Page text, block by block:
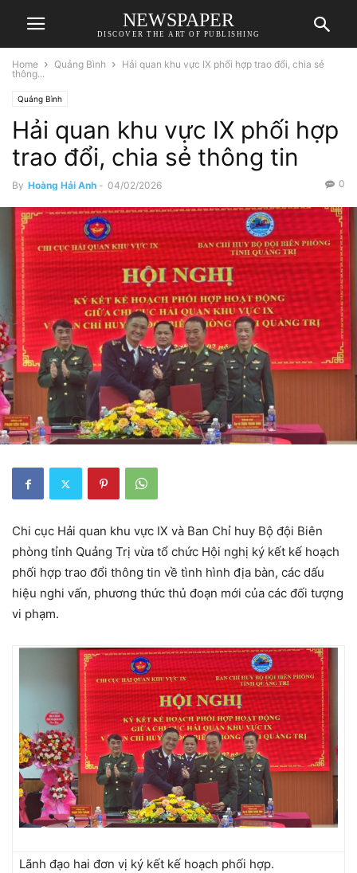
NEWSPAPER
DISCOVER THE ART OF PUBLISHING
Home Quảng Bình
Hải quan khu vực IX phối hợp trao đổi, chia sẻ
thông...
Quảng Bình
Hải quan khu vực IX phối hợp
trao đổi, chia sẻ thông tin
By Hoàng Hải Anh - 04/02/2026 0
Chi cục Hải quan khu vực IX và Ban Chỉ huy Bộ đội Biên
phòng tỉnh Quảng Trị vừa tổ chức Hội nghị ký kết kế hoạch
phối hợp trao đổi thông tin về tình hình địa bàn, các dấu
hiệu nghi vấn, phương thức thủ đoạn mới của các đối tượng
vi phạm.
Lãnh đạo hai đơn vị ký kết kế hoạch phối hợp.